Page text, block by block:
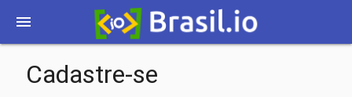
menu
Cadastre-se